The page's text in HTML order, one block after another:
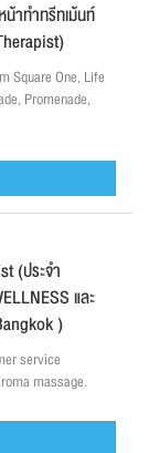
าทำทรีทเม้นท์
Square One, Life
Promenade,
(ประจำ
และ
)
service
massage.